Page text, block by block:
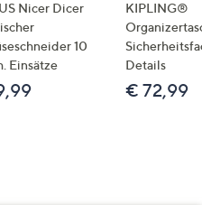
Nicer Dicer
10
Einsätze
KIPLING®
Details
€ 72,99